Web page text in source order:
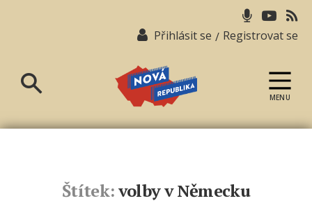
Přihlásit se / Registrovat se
republika
MENU
Štítek:volby v Německu